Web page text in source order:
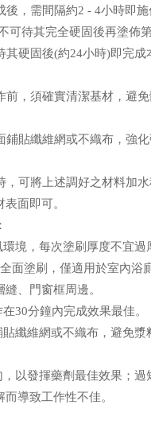
後，需間隔約2 - 4小時即
可待其完全硬固後再塗佈第
其硬固後(約24小時)即完成
前，須確實清潔基材，避
鋪貼纖維網或不織布，強
，可將上述調好之材料加
面即可。
境，每次塗刷厚度不宜過
面塗刷，僅適用於室內浴
、門窗框周邊。
30分鐘內完成效果最佳。
纖維網或不織布，避免漿
以發揮藥劑最佳效果；過
導致工作性不佳。